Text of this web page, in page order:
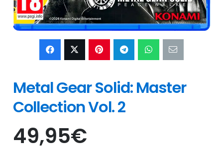
Metal Gear Solid: Master
Collection Vol. 2
49,95€